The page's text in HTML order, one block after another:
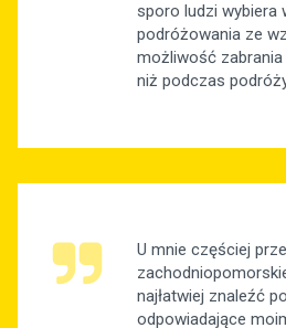
sporo ludzi wybiera
podróżowania ze
możliwość
niż podczas
U mnie częściej
najłatwiej znaleźć
odpowiadające